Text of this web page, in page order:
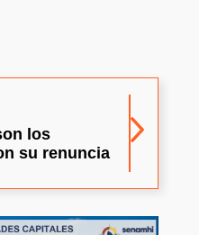
los
su renuncia